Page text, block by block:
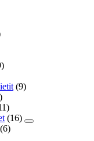
(9)
(16)
(6)